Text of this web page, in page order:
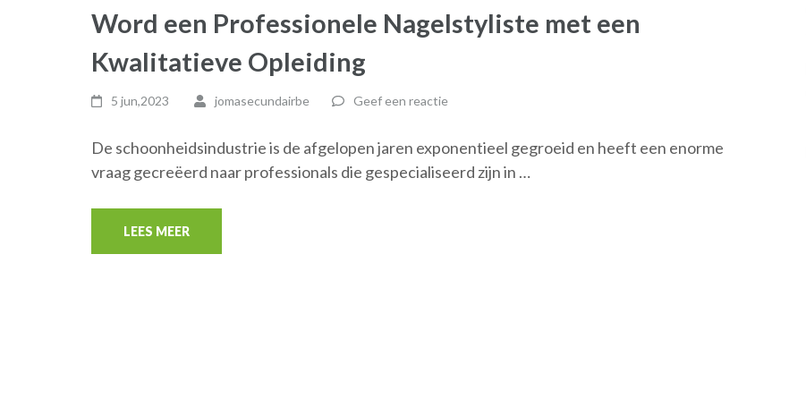
Word een Professionele Nagelstyliste met een
Kwalitatieve Opleiding
5 jun,2023 jomasecundairbe Geef een reactie
De schoonheidsindustrie is de afgelopen jaren exponentieel gegroeid en heeft een enorme
vraag gecreëerd naar professionals die gespecialiseerd zijn in …
LEES MEER